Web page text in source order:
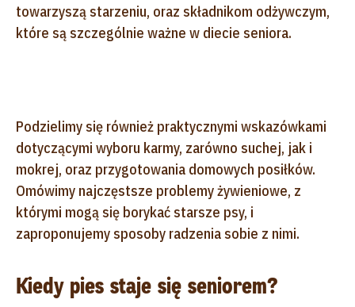
towarzyszą starzeniu, oraz składnikom odżywczym,
które są szczególnie ważne w diecie seniora.
Podzielimy się również praktycznymi wskazówkami
dotyczącymi wyboru karmy, zarówno suchej, jak i
mokrej, oraz przygotowania domowych posiłków.
Omówimy najczęstsze problemy żywieniowe, z
którymi mogą się borykać starsze psy, i
zaproponujemy sposoby radzenia sobie z nimi.
Kiedy pies staje się seniorem?